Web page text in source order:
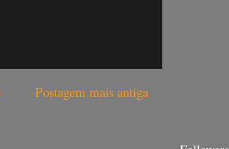
Postagem mais antiga